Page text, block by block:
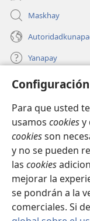
Para que usted
usamos cookiesy
cookiesson
y no se pueden
las cookies
mejorar la
se pondrán a la
comerciales. Si
Maskhay
Yanapay
Donacionta
una
nueva
ventana)
INTERNETPI
(abre
una
nueva
ventana)
JW Hub
(abre
una
nueva
ventana)
JW Library ®